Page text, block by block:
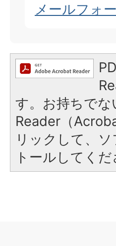
メールフォ
す。お持ちで
Reader（
リックして、
トールしてくだ